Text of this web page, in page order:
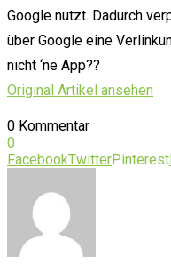
Google nutzt. Dadurch
über Google eine
nicht ‘ne App??
Original Artikel ansehen
0 Kommentar
0
FacebookTwitterPinterest